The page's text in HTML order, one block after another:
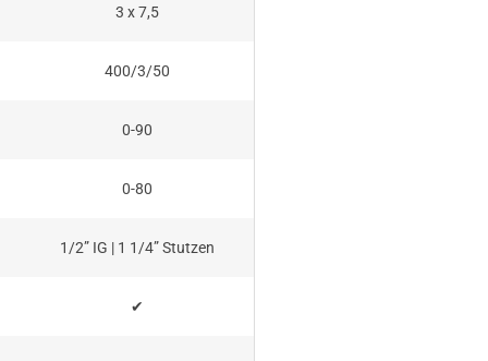
3 x 7,5
400/3/50
0-90
0-80
1/2” IG | 1 1/4” Stutzen
✔